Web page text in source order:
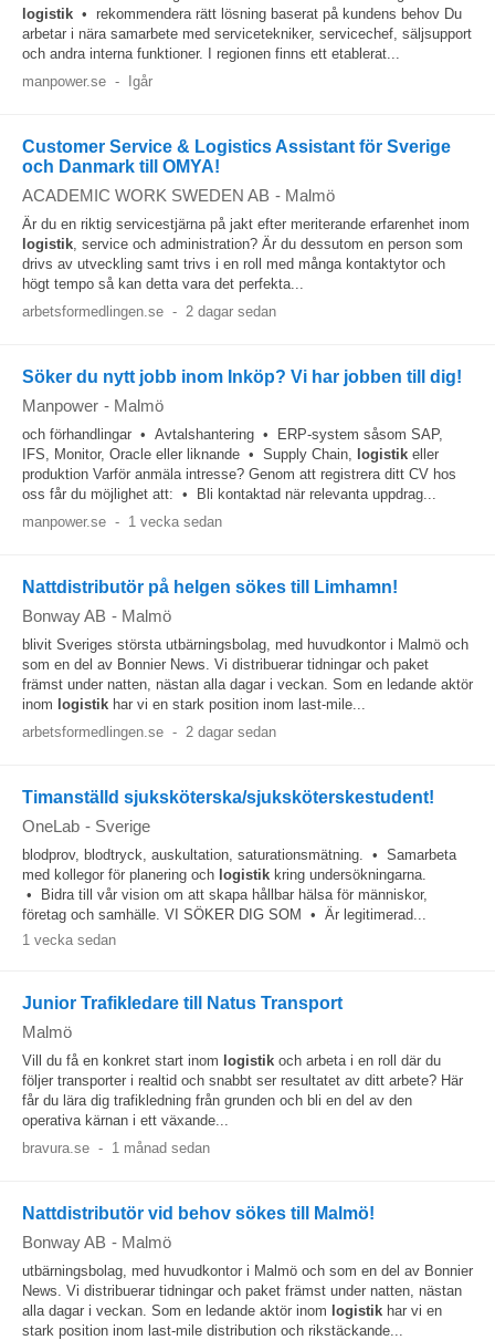
logistik • rekommendera rätt lösning baserat på kundens behov Du
arbetar i nära samarbete med servicetekniker, servicechef, säljsupport
och andra interna funktioner. I regionen finns ett etablerat...
manpower.se - Igår
Customer Service & Logistics Assistant för Sverige
och Danmark till OMYA!
ACADEMIC WORK SWEDEN AB - Malmö
Är du en riktig servicestjärna på jakt efter meriterande erfarenhet inom
logistik, service och administration? Är du dessutom en person som
drivs av utveckling samt trivs i en roll med många kontaktytor och
högt tempo så kan detta vara det perfekta...
arbetsformedlingen.se - 2 dagar sedan
Söker du nytt jobb inom Inköp? Vi har jobben till dig!
Manpower - Malmö
och förhandlingar • Avtalshantering • ERP-system såsom SAP,
IFS, Monitor, Oracle eller liknande • Supply Chain, logistik eller
produktion Varför anmäla intresse? Genom att registrera ditt CV hos
oss får du möjlighet att: • Bli kontaktad när relevanta uppdrag...
manpower.se - 1 vecka sedan
Nattdistributör på helgen sökes till Limhamn!
Bonway AB - Malmö
blivit Sveriges största utbärningsbolag, med huvudkontor i Malmö och
som en del av Bonnier News. Vi distribuerar tidningar och paket
främst under natten, nästan alla dagar i veckan. Som en ledande aktör
inom logistik har vi en stark position inom last-mile...
arbetsformedlingen.se - 2 dagar sedan
Timanställd sjuksköterska/sjuksköterskestudent!
OneLab - Sverige
blodprov, blodtryck, auskultation, saturationsmätning. • Samarbeta
med kollegor för planering och logistik kring undersökningarna.
• Bidra till vår vision om att skapa hållbar hälsa för människor,
företag och samhälle. VI SÖKER DIG SOM • Är legitimerad...
1 vecka sedan
Junior Trafikledare till Natus Transport
Malmö
Vill du få en konkret start inom logistik och arbeta i en roll där du
följer transporter i realtid och snabbt ser resultatet av ditt arbete? Här
får du lära dig trafikledning från grunden och bli en del av den
operativa kärnan i ett växande...
bravura.se - 1 månad sedan
Nattdistributör vid behov sökes till Malmö!
Bonway AB - Malmö
utbärningsbolag, med huvudkontor i Malmö och som en del av Bonnier
News. Vi distribuerar tidningar och paket främst under natten, nästan
alla dagar i veckan. Som en ledande aktör inom logistik har vi en
stark position inom last-mile distribution och rikstäckande...